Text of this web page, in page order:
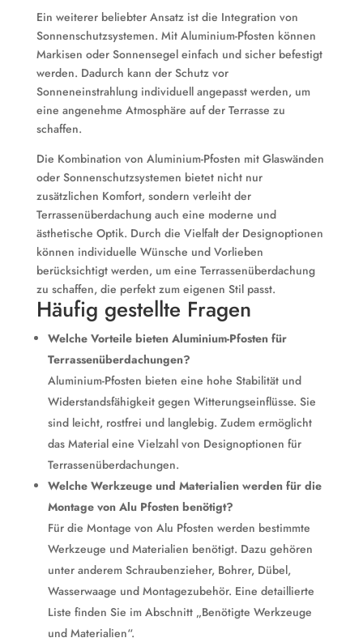
Ein weiterer beliebter Ansatz ist die Integration von
Sonnenschutzsystemen. Mit Aluminium-Pfosten können
Markisen oder Sonnensegel einfach und sicher befestigt
werden. Dadurch kann der Schutz vor
Sonneneinstrahlung individuell angepasst werden, um
eine angenehme Atmosphäre auf der Terrasse zu
schaffen.
Die Kombination von Aluminium-Pfosten mit Glaswänden
oder Sonnenschutzsystemen bietet nicht nur
zusätzlichen Komfort, sondern verleiht der
Terrassenüberdachung auch eine moderne und
ästhetische Optik. Durch die Vielfalt der Designoptionen
können individuelle Wünsche und Vorlieben
berücksichtigt werden, um eine Terrassenüberdachung
zu schaffen, die perfekt zum eigenen Stil passt.
Häufig gestellte Fragen
Welche Vorteile bieten Aluminium-Pfosten für
Terrassenüberdachungen?
Aluminium-Pfosten bieten eine hohe Stabilität und
Widerstandsfähigkeit gegen Witterungseinflüsse. Sie
sind leicht, rostfrei und langlebig. Zudem ermöglicht
das Material eine Vielzahl von Designoptionen für
Terrassenüberdachungen.
Welche Werkzeuge und Materialien werden für die
Montage von Alu Pfosten benötigt?
Für die Montage von Alu Pfosten werden bestimmte
Werkzeuge und Materialien benötigt. Dazu gehören
unter anderem Schraubenzieher, Bohrer, Dübel,
Wasserwaage und Montagezubehör. Eine detaillierte
Liste finden Sie im Abschnitt „Benötigte Werkzeuge
und Materialien“.